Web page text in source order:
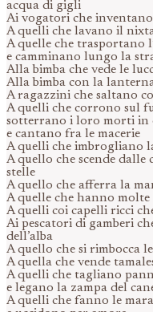
acqua di gigli
Ai vogatori che
A quelli che lavano il
A quelle che trasportano
e camminano lungo la
Alla bimba che vede le
Alla bimba con la
A ragazzini che saltano
A quelli che corrono sul
sotterrano i loro morti in
e cantano fra le macerie
A quelli che imbrogliano
A quello che scende
stelle
A quello che afferra la
A quelle che hanno
A quelli coi capelli ricci
Ai pescatori di gamberi
dell’alba
A quello che si rimbocca
A quella che vende
A quelli che tagliano
e legano la zampa del
A quelli che fanno le